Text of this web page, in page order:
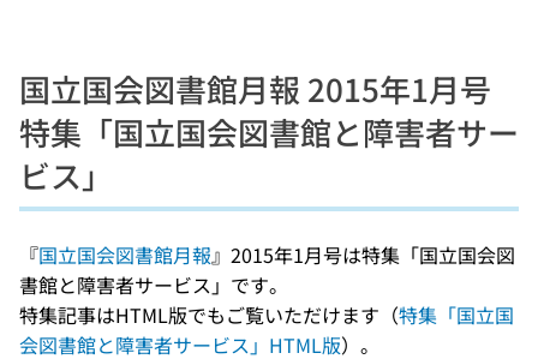
国立国会図書館月報 2015年1月号
特集「国立国会図書館と障害者サー
ビス」
『国立国会図書館月報』2015年1月号は特集「国立国会図
書館と障害者サービス」です。
特集記事はHTML版でもご覧いただけます（特集「国立国
会図書館と障害者サービス」HTML版）。